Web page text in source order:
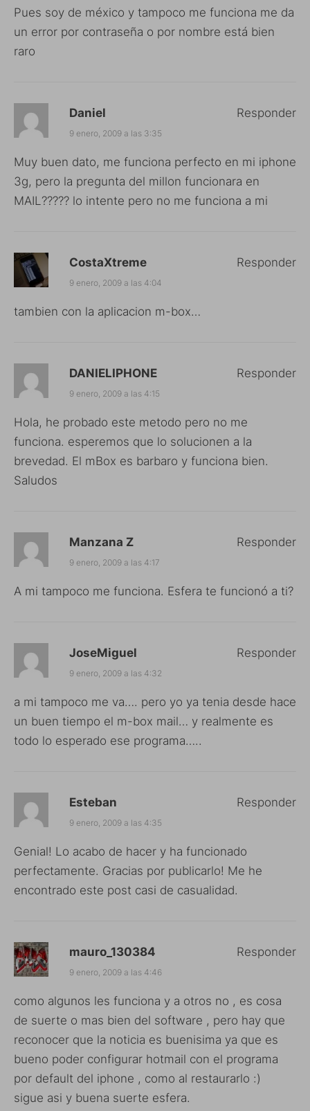
Pues soy de méxico y tampoco me funciona me da
un error por contraseña o por nombre está bien
raro
Daniel
9 enero, 2009 a las 3:35
Muy buen dato, me funciona perfecto en mi iphone
3g, pero la pregunta del millon funcionara en
MAIL????? lo intente pero no me funciona a mi
Responder
CostaXtreme
9 enero, 2009 a las 4:04
tambien con la aplicacion m-box…
Responder
DANIELIPHONE
9 enero, 2009 a las 4:15
Hola, he probado este metodo pero no me
funciona. esperemos que lo solucionen a la
brevedad. El mBox es barbaro y funciona bien.
Saludos
Responder
Manzana Z
9 enero, 2009 a las 4:17
A mi tampoco me funciona. Esfera te funcionó a ti?
Responder
JoseMiguel
9 enero, 2009 a las 4:32
a mi tampoco me va…. pero yo ya tenia desde hace
un buen tiempo el m-box mail… y realmente es
todo lo esperado ese programa…..
Responder
Esteban
9 enero, 2009 a las 4:35
Genial! Lo acabo de hacer y ha funcionado
perfectamente. Gracias por publicarlo! Me he
encontrado este post casi de casualidad.
Responder
mauro_130384
9 enero, 2009 a las 4:46
como algunos les funciona y a otros no , es cosa
de suerte o mas bien del software , pero hay que
reconocer que la noticia es buenisima ya que es
bueno poder configurar hotmail con el programa
por default del iphone , como al restaurarlo :)
sigue asi y buena suerte esfera.
Responder